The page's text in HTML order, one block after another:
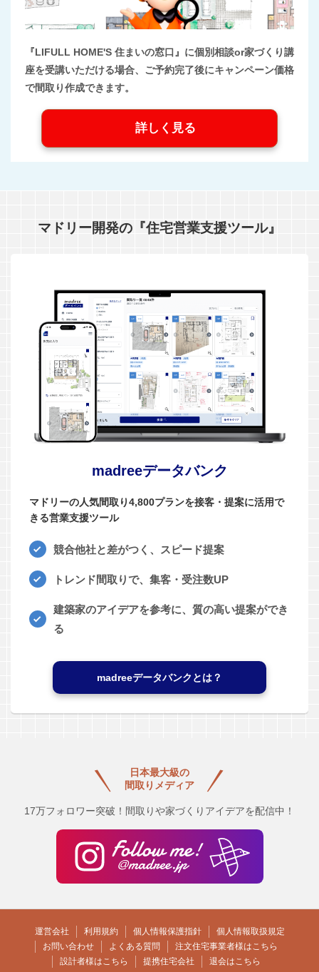
『LIFULL HOME'S 住まいの窓口』に個別相談or家づくり講
座を受講いただける場合、ご予約完了後にキャンペーン価格
で間取り作成できます。
詳しく見る
マドリー開発の『住宅営業支援ツール』
madreeデータバンク
マドリーの人気間取り4,800プランを接客・提案に活用で
きる営業支援ツール
競合他社と差がつく、スピード提案
トレンド間取りで、集客・受注数UP
建築家のアイデアを参考に、質の高い提案ができ
る
madreeデータバンクとは？
日本最大級の
間取りメディア
17万フォロワー突破！間取りや家づくりアイデアを配信中！
運営会社 利用規約 個人情報保護指針
個人情報取扱規定
お問い合わせ
よくある質問
注文住宅事業者様はこちら
設計者様はこちら
提携住宅会社 退会はこちら